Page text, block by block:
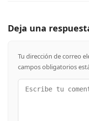
Deja una
Tu dirección de correo
campos obligatorios